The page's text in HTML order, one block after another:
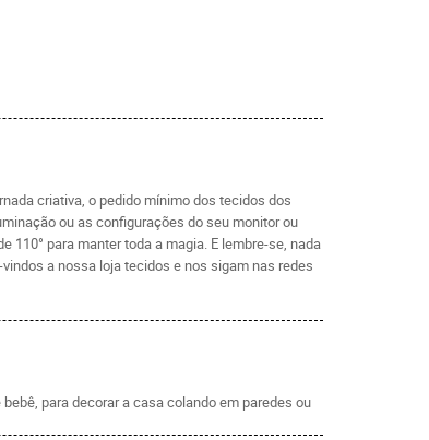
criativa, o pedido mínimo dos tecidos dos
ou as configurações do seu monitor ou
110° para manter toda a magia. E lembre-se, nada
a nossa loja tecidos e nos sigam nas redes
para decorar a casa colando em paredes ou